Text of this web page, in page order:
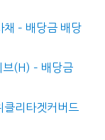
채 – 배당금 배당
브(H) – 배당금
클리타겟커버드